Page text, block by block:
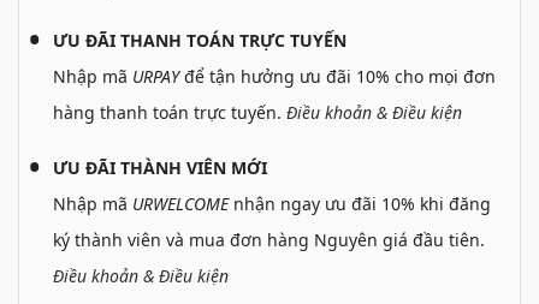
ƯU ĐÃI THANH TOÁN TRỰC TUYẾN
Nhập mã URPAYđể tận hưởng ưu đãi 10% cho mọi đơn
hàng thanh toán trực tuyến. Điều khoản & Điều kiện
ƯU ĐÃI THÀNH VIÊN MỚI
Nhập mã URWELCOMEnhận ngay ưu đãi 10% khi đăng
ký thành viên và mua đơn hàng Nguyên giá đầu tiên.
Điều khoản & Điều kiện